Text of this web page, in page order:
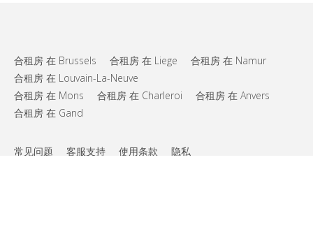
合租房 在 Brussels 合租房 在 Liege
合租房 在 Namur
合租房 在 Louvain-La-Neuve
合租房 在 Mons
合租房 在 Charleroi
合租房 在 Anvers
合租房 在 Gand
常见问题 客服支持 使用条款 隐私